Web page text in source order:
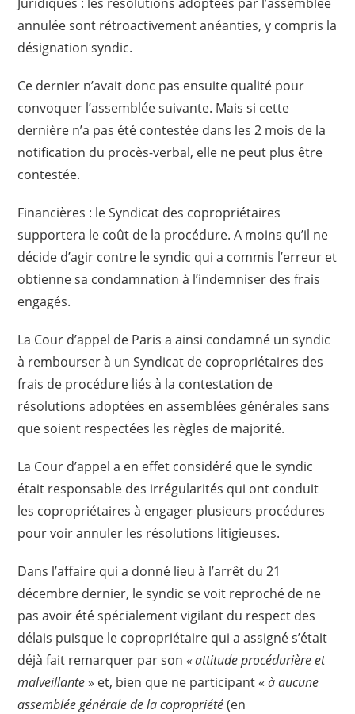
annulée sont rétroactivement anéanties, y compris la
désignation syndic.
Ce dernier n’avait donc pas ensuite qualité pour
convoquer l’assemblée suivante. Mais si cette
dernière n’a pas été contestée dans les 2 mois de la
notification du procès-verbal, elle ne peut plus être
contestée.
Financières : le Syndicat des copropriétaires
supportera le coût de la procédure. A moins qu’il ne
décide d’agir contre le syndic qui a commis l’erreur et
obtienne sa condamnation à l’indemniser des frais
engagés.
La Cour d’appel de Paris a ainsi condamné un syndic
à rembourser à un Syndicat de copropriétaires des
frais de procédure liés à la contestation de
résolutions adoptées en assemblées générales sans
que soient respectées les règles de majorité.
La Cour d’appel a en effet considéré que le syndic
était responsable des irrégularités qui ont conduit
les copropriétaires à engager plusieurs procédures
pour voir annuler les résolutions litigieuses.
Dans l’affaire qui a donné lieu à l’arrêt du 21
décembre dernier, le syndic se voit reproché de ne
pas avoir été spécialement vigilant du respect des
délais puisque le copropriétaire qui a assigné s’était
déjà fait remarquer par son« attitude procédurière et
malveillante» et, bien que ne participant «à aucune
assemblée générale de la copropriété(en